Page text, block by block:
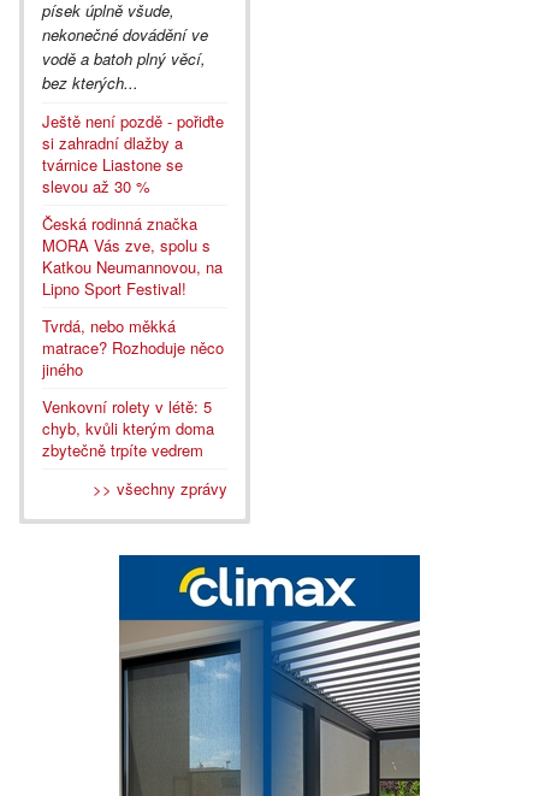
písek úplně všude,
nekonečné dovádění ve
vodě a batoh plný věcí,
bez kterých...
Ještě není pozdě - pořiďte
si zahradní dlažby a
tvárnice Liastone se
slevou až 30 %
Česká rodinná značka
MORA Vás zve, spolu s
Katkou Neumannovou, na
Lipno Sport Festival!
Tvrdá, nebo měkká
matrace? Rozhoduje něco
jiného
Venkovní rolety v létě: 5
chyb, kvůli kterým doma
zbytečně trpíte vedrem
>> všechny zprávy